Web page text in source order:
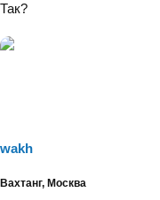
Так?
wakh
Вахтанг, Москва